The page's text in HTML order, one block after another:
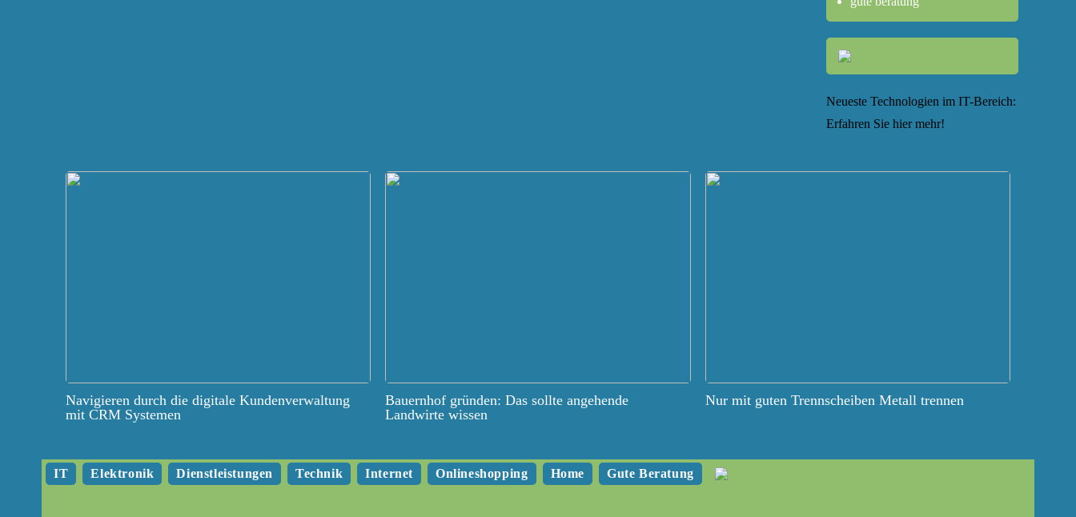
Neueste Technologien im IT-Bereich:
Erfahren Sie hier mehr!
Navigieren durch die digitale Kundenverwaltung
mit CRM Systemen
Bauernhof gründen: Das sollte angehende
Landwirte wissen
Nur mit guten Trennscheiben Metall trennen
IT Elektronik Dienstleistungen Technik Internet Onlineshopping Home Gute Beratung